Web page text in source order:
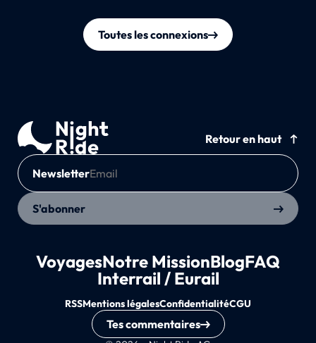
Toutes les connexions
Retour en haut
Newsletter
S'abonner
VoyagesNotre MissionBlogFAQ
Interrail / Eurail
RSSMentions légalesConfidentialitéCGU
Tes commentaires